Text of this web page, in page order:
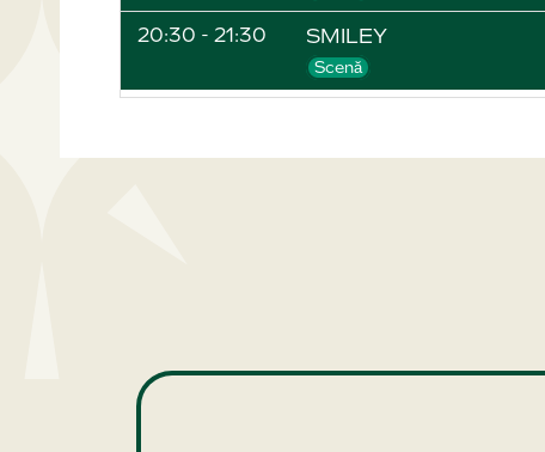
20:30 - 21:30 SMILEY
Scenă